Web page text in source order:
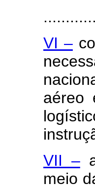
VI –
aéreo
VII –
meio